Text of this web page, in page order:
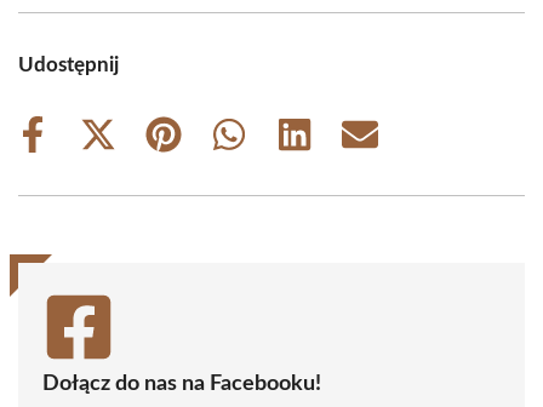
Udostępnij
Share
Share
(Twitter)
Share
Share
Share
Share
Dołącz do nas na Facebooku!